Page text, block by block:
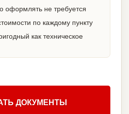
оформлять не требуется
по каждому пункту
как техническое
ДОКУМЕНТЫ